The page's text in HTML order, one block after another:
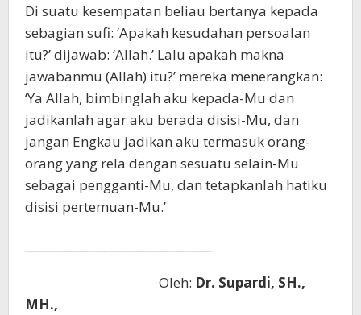
Di suatu kesempatan beliau bertanya kepada
sebagian sufi: ‘Apakah kesudahan persoalan
itu?’ dijawab: ‘Allah.’ Lalu apakah makna
jawabanmu (Allah) itu?’ mereka menerangkan:
‘Ya Allah, bimbinglah aku kepada-Mu dan
jadikanlah agar aku berada disisi-Mu, dan
jangan Engkau jadikan aku termasuk orang-
orang yang rela dengan sesuatu selain-Mu
sebagai pengganti-Mu, dan tetapkanlah hatiku
disisi pertemuan-Mu.’
Oleh: Dr. Supardi, SH.,
MH.,